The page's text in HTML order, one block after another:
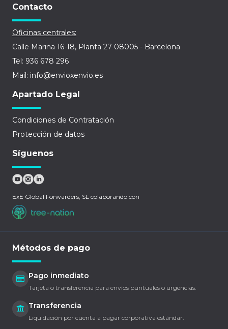
Contacto
Oficinas centrales:
Calle Marina 16-18, Planta 27 08005 - Barcelona
Tel: 936 678 296
Mail: info@envioxenvio.es
Apartado Legal
Condiciones de Contratación
Protección de datos
Síguenos
ExE Global Forwarders, SL colaborando con
Métodos de pago
Pago inmediato
Tarjeta o transferencia para envíos puntuales o urgencias.
Transferencia
Liquidación por cuenta a pagar corporativa estándar.